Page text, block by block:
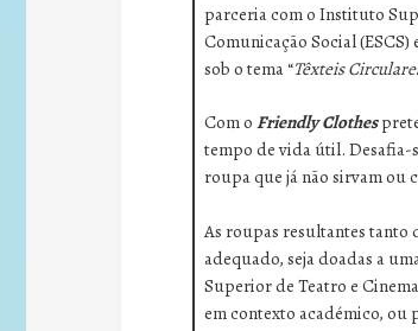
parceria com o Instituto
Comunicação Social
sob o tema “Têxteis
Com o Friendly Clothes
tempo de vida útil. Desafia-
roupa que já não sirvam ou
As roupas resultantes tanto
adequado, seja doadas a
Superior de Teatro e
em contexto académico, ou